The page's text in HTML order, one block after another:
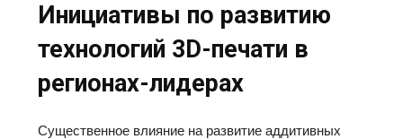
Инициативы по развитию
технологий 3D-печати в
регионах-лидерах
Существенное влияние на развитие аддитивных